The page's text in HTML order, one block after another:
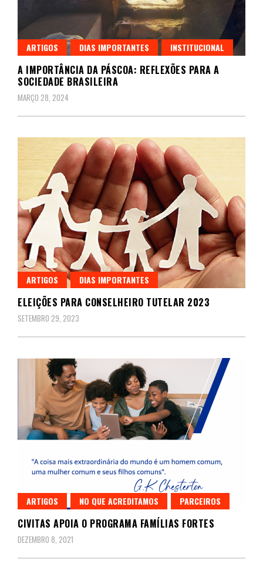
ARTIGOS DIAS IMPORTANTES INSTITUCIONAL
A IMPORTÂNCIA DA PÁSCOA: REFLEXÕES PARA A
SOCIEDADE BRASILEIRA
MARÇO 28, 2024
ARTIGOS DIAS IMPORTANTES
ELEIÇÕES PARA CONSELHEIRO TUTELAR 2023
SETEMBRO 29, 2023
ARTIGOS NO QUE ACREDITAMOS PARCEIROS
CIVITAS APOIA O PROGRAMA FAMÍLIAS FORTES
DEZEMBRO 8, 2021